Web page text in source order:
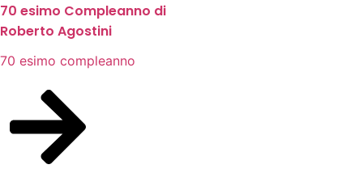
70 esimo Compleanno di
Roberto Agostini
70 esimo compleanno